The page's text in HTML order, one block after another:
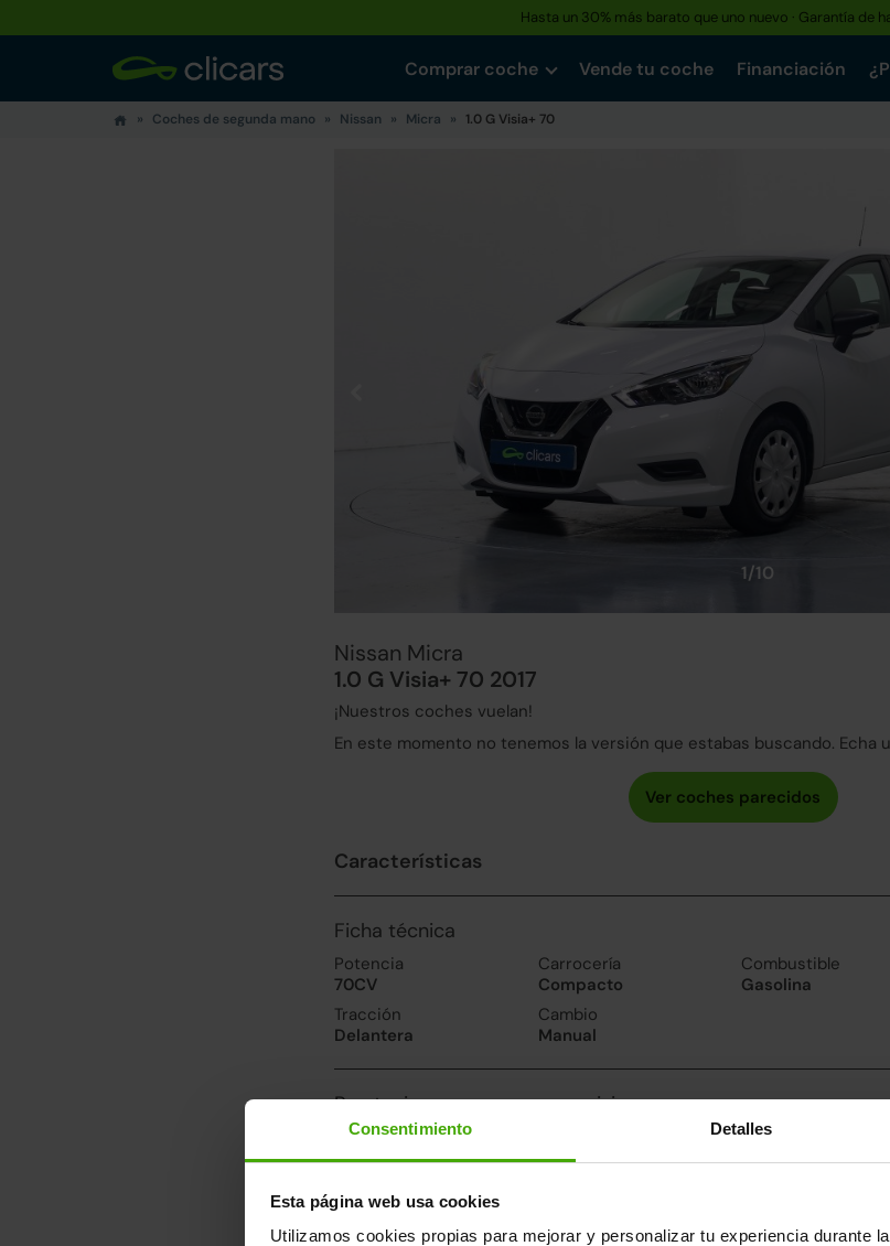
Consentimiento Detalles
Esta página web usa cookies
Utilizamos cookies propias para mejorar y personalizar tu experiencia durante
Hasta un 30% más barato que uno nuevo · Garantía de
Comprar coche Vende tu coche Financiación
Coches de segunda mano Nissan Micra 1.0 G Visia+ 70
1/10
Nissan Micra
1.0 G Visia+ 70 2017
¡Nuestros coches vuelan!
En este momento no tenemos la versión que estabas buscando. Echa
Características
Ficha técnica
Potencia
70CV
Carrocería
Compacto
Combustible
Gasolina
Tracción
Delantera
Cambio
Manual
Prestaciones, consumo y emisiones
Velocidad máxima
175km/h
12.1segundos
Emisiones
103CO2
5.9l/100